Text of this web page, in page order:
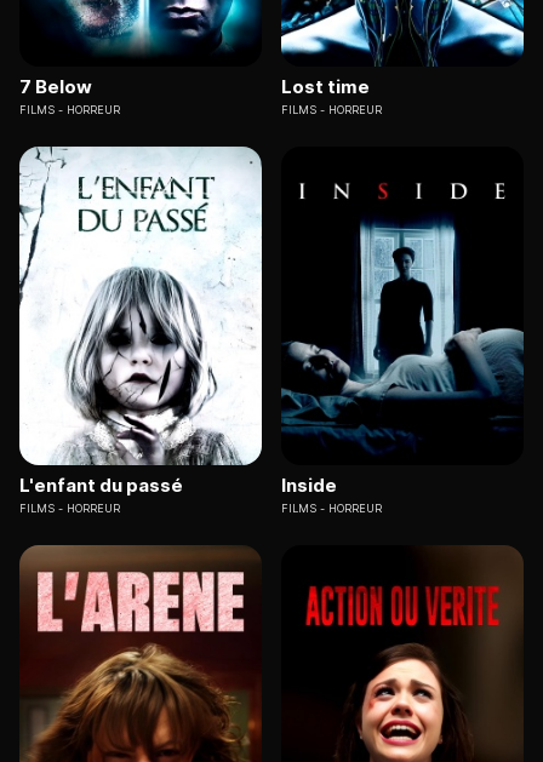
7 Below
FILMS HORREUR
Lost time
FILMS HORREUR
L'enfant du passé
FILMS HORREUR
Inside
FILMS HORREUR